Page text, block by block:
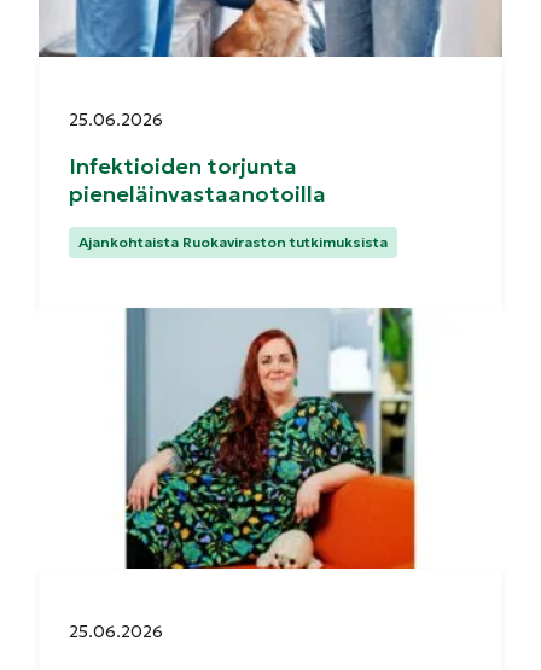
Infektioiden torjunta
pieneläinvastaanotoilla
Julkaistu:
25.06.2026
Kategoriat:
Ajankohtaista Ruokaviraston tutkimuksista
Julkaistu:
25.06.2026